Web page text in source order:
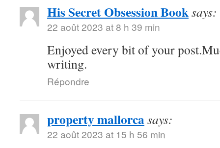
His Secret Obsession Booksays:
22 août 2023 at 8 h 39 min
Enjoyed every bit of your
writing.
Répondre
property mallorcasays:
22 août 2023 at 15 h 56 min